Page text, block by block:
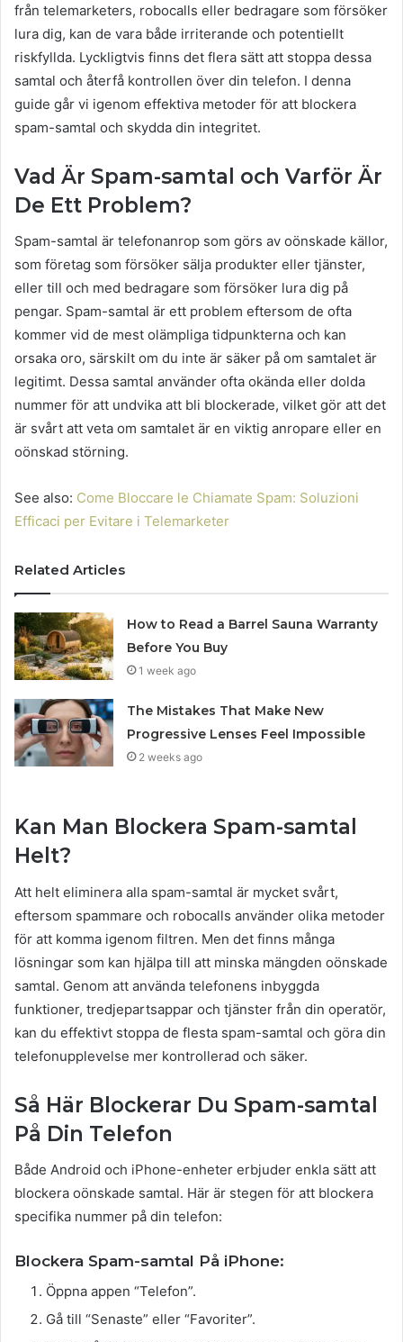
från telemarketers, robocalls eller bedragare som försöker
lura dig, kan de vara både irriterande och potentiellt
riskfyllda. Lyckligtvis finns det flera sätt att stoppa dessa
samtal och återfå kontrollen över din telefon. I denna
guide går vi igenom effektiva metoder för att blockera
spam-samtal och skydda din integritet.
Vad Är Spam-samtal och Varför Är
De Ett Problem?
Spam-samtal är telefonanrop som görs av oönskade källor,
som företag som försöker sälja produkter eller tjänster,
eller till och med bedragare som försöker lura dig på
pengar. Spam-samtal är ett problem eftersom de ofta
kommer vid de mest olämpliga tidpunkterna och kan
orsaka oro, särskilt om du inte är säker på om samtalet är
legitimt. Dessa samtal använder ofta okända eller dolda
nummer för att undvika att bli blockerade, vilket gör att det
är svårt att veta om samtalet är en viktig anropare eller en
oönskad störning.
See also: Come Bloccare le Chiamate Spam: Soluzioni
Efficaci per Evitare i Telemarketer
Related Articles
How to Read a Barrel Sauna Warranty
Before You Buy
1 week ago
The Mistakes That Make New
Progressive Lenses Feel Impossible
2 weeks ago
Kan Man Blockera Spam-samtal
Helt?
Att helt eliminera alla spam-samtal är mycket svårt,
eftersom spammare och robocalls använder olika metoder
för att komma igenom filtren. Men det finns många
lösningar som kan hjälpa till att minska mängden oönskade
samtal. Genom att använda telefonens inbyggda
funktioner, tredjepartsappar och tjänster från din operatör,
kan du effektivt stoppa de flesta spam-samtal och göra din
telefonupplevelse mer kontrollerad och säker.
Så Här Blockerar Du Spam-samtal
På Din Telefon
Både Android och iPhone-enheter erbjuder enkla sätt att
blockera oönskade samtal. Här är stegen för att blockera
specifika nummer på din telefon:
Blockera Spam-samtal På iPhone:
Öppna appen “Telefon”.
Gå till “Senaste” eller “Favoriter”.